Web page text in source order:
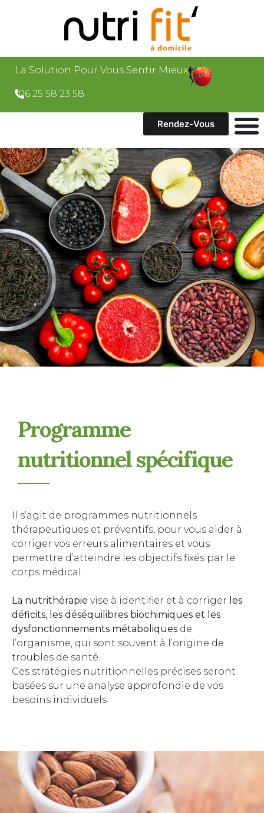
La Solution Pour Vous Sentir Mieux
06 25 58 23 58
Rendez-Vous
Programme
nutritionnel spécifique
Il s’agit de programmes nutritionnels
thérapeutiques et préventifs, pour vous aider à
corriger vos erreurs alimentaires et vous
permettre d’atteindre les objectifs fixés par le
corps médical.
La nutrithérapie vise à identifier et à corriger les
déficits, les déséquilibres biochimiques et les
dysfonctionnements métaboliques de
l’organisme, qui sont souvent à l’origine de
troubles de santé.
Ces stratégies nutritionnelles précises seront
basées sur une analyse approfondie de vos
besoins individuels